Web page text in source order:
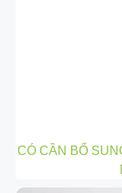
CÓ CẦN BỔ